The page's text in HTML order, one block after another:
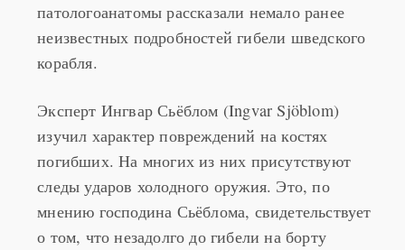
патологоанатомы рассказали немало ранее
неизвестных подробностей гибели шведского
корабля.
Эксперт Ингвар Сьёблом (Ingvar Sjöblom)
изучил характер повреждений на костях
погибших. На многих из них присутствуют
следы ударов холодного оружия. Это, по
мнению господина Сьёблома, свидетельствует
о том, что незадолго до гибели на борту